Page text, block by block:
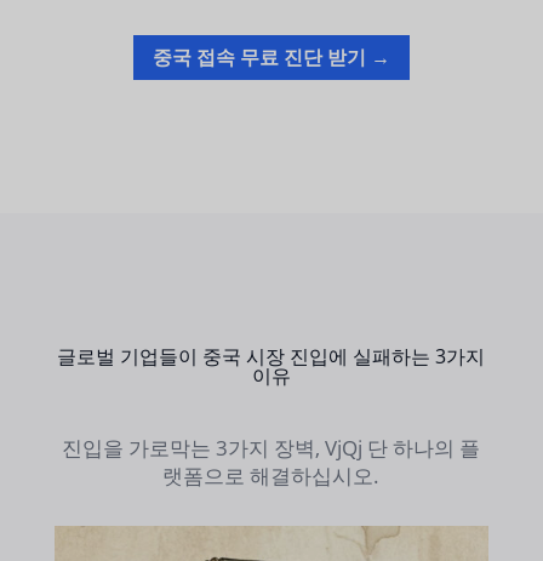
중국 접속 무료 진단 받기 →
글로벌 기업들이 중국 시장 진입에 실패하는 3가지
이유
진입을 가로막는 3가지 장벽, VjQj 단 하나의 플
랫폼으로 해결하십시오.